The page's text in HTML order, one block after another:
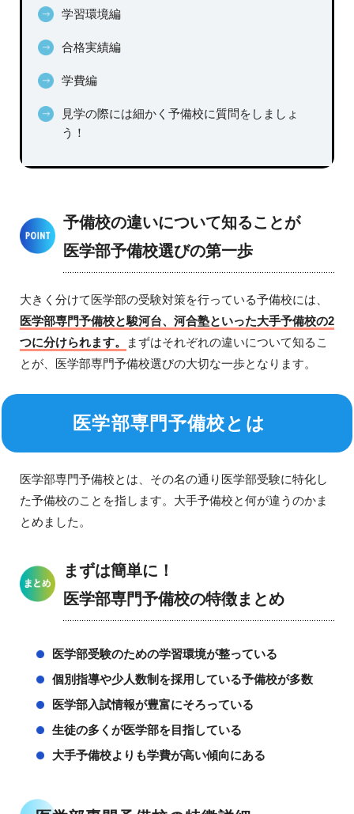
学習環境編
合格実績編
学費編
見学の際には細かく予備校に質問をしましょ
う！
予備校の違いについて知ることが
医学部予備校選びの第一歩
大きく分けて医学部の受験対策を行っている予備校には、
医学部専門予備校と駿河台、河合塾といった大手予備校の2
つに分けられます。
まずはそれぞれの違いについて知るこ
とが、医学部専門予備校選びの大切な一歩となります。
医学部専門予備校とは
医学部専門予備校とは、その名の通り医学部受験に特化し
た予備校のことを指します。大手予備校と何が違うのかま
とめました。
まずは簡単に！
医学部専門予備校の特徴まとめ
医学部受験のための学習環境が整っている
個別指導や少人数制を採用している予備校が多数
医学部入試情報が豊富にそろっている
生徒の多くが医学部を目指している
大手予備校よりも学費が高い傾向にある